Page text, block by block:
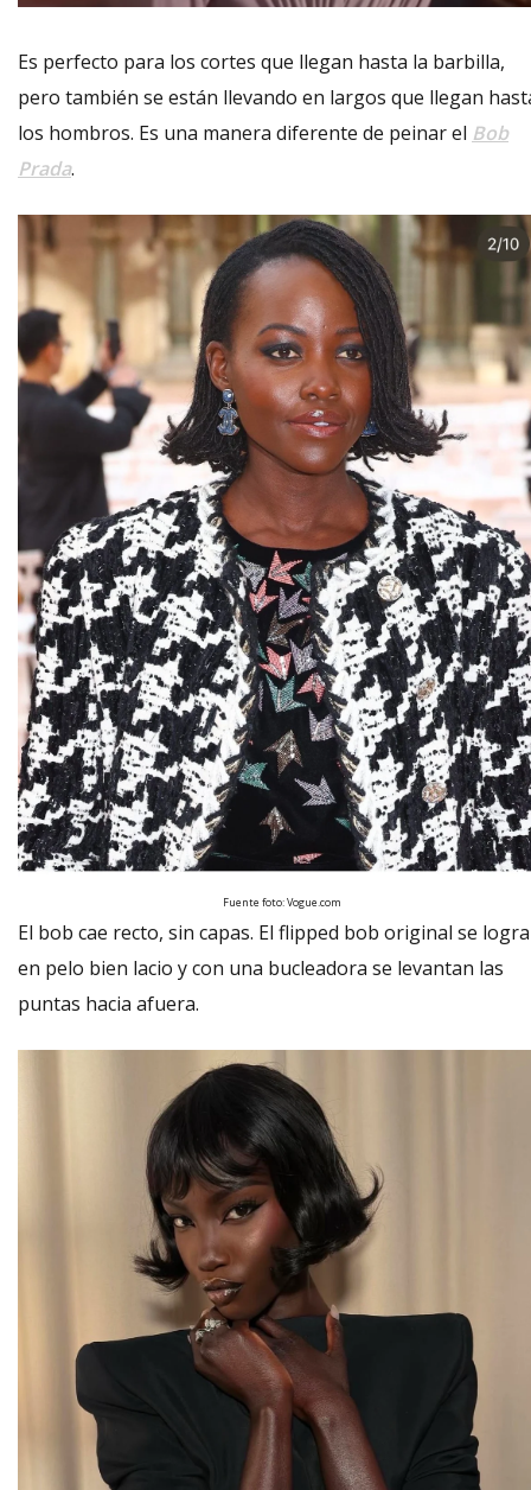
Es perfecto para los cortes que llegan hasta la barbilla,
pero también se están llevando en largos que llegan
los hombros. Es una manera diferente de peinar el Bob
Prada.
Fuente foto: Vogue.com
El bob cae recto, sin capas. El flipped bob original se logra
en pelo bien lacio y con una bucleadora se levantan las
puntas hacia afuera.